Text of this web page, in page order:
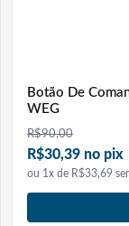
ventilação e
ventilador,
programar
seleção da marca
com resposta
Botão De
WEG
R$90,00
R$30,39 no pix
ou 1x de R$33,69